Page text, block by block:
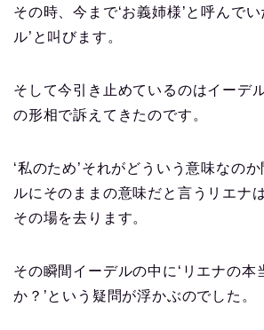
その時、今まで‘お義姉様’と呼んで
ル’と叫びます。
そして今引き止めているのはイーデ
の形相で訴えてきたのです。
‘私のため’それがどういう意味なの
ルにそのままの意味だと言うリエナ
その場を去ります。
その瞬間イーデルの中に‘リエナの本
か？’という疑問が浮かぶのでした。